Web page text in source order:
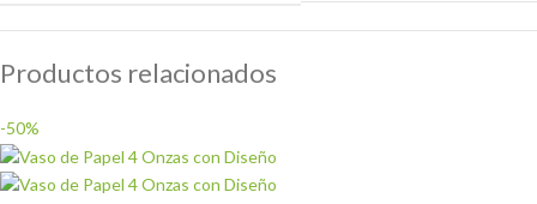
Productos relacionados
-50%